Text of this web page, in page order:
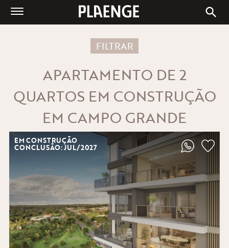
PLAENGE
CONOSCO
FILTRAR
APARTAMENTO DE 2
QUARTOS EM CONSTRUÇÃO
EM CAMPO GRANDE
EM CONSTRUÇÃO
CONCLUSÃO: JUL/2027